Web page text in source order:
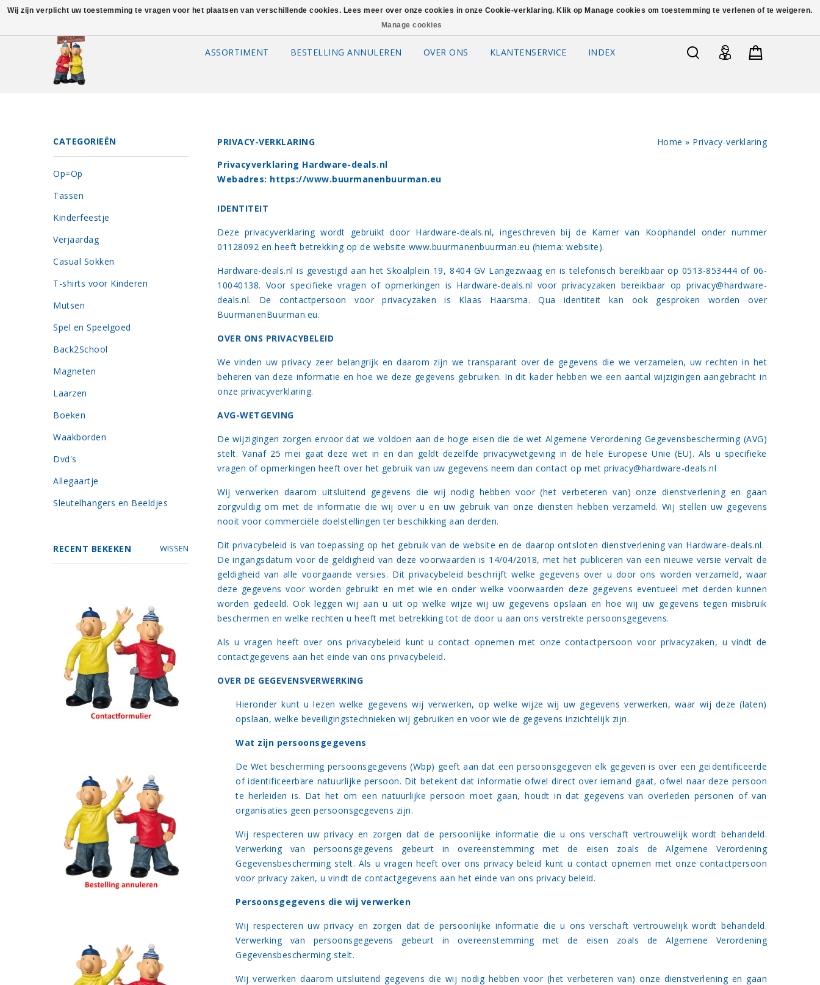
ASSORTIMENT BESTELLING ANNULEREN OVER ONS KLANTENSERVICE INDEX
Home » Privacy-verklaring
PRIVACY-VERKLARING
Privacyverklaring Hardware-deals.nl
Webadres: https://www.buurmanenbuurman.eu
IDENTITEIT
Deze privacyverklaring wordt gebruikt door Hardware-deals.nl, ingeschreven bij de Kamer van Koophandel onder nummer
01128092 en heeft betrekking op de website www.buurmanenbuurman.eu (hierna: website).
Hardware-deals.nl is gevestigd aan het Skoalplein 19, 8404 GV Langezwaag en is telefonisch bereikbaar op 0513-853444 of 06-
10040138. Voor specifieke vragen of opmerkingen is Hardware-deals.nl voor privacyzaken bereikbaar op privacy@hardware-
deals.nl. De contactpersoon voor privacyzaken is Klaas Haarsma. Qua identiteit kan ook gesproken worden over
BuurmanenBuurman.eu.
OVER ONS PRIVACYBELEID
We vinden uw privacy zeer belangrijk en daarom zijn we transparant over de gegevens die we verzamelen, uw rechten in het
beheren van deze informatie en hoe we deze gegevens gebruiken. In dit kader hebben we een aantal wijzigingen aangebracht in
onze privacyverklaring.
AVG-WETGEVING
De wijzigingen zorgen ervoor dat we voldoen aan de hoge eisen die de wet Algemene Verordening Gegevensbescherming (AVG)
stelt. Vanaf 25 mei gaat deze wet in en dan geldt dezelfde privacywetgeving in de hele Europese Unie (EU). Als u specifieke
vragen of opmerkingen heeft over het gebruik van uw gegevens neem dan contact op met privacy@hardware-deals.nl
Wij verwerken daarom uitsluitend gegevens die wij nodig hebben voor (het verbeteren van) onze dienstverlening en gaan
zorgvuldig om met de informatie die wij over u en uw gebruik van onze diensten hebben verzameld. Wij stellen uw gegevens
nooit voor commerciële doelstellingen ter beschikking aan derden.
Dit privacybeleid is van toepassing op het gebruik van de website en de daarop ontsloten dienstverlening van Hardware-deals.nl.
De ingangsdatum voor de geldigheid van deze voorwaarden is 14/04/2018, met het publiceren van een nieuwe versie vervalt de
geldigheid van alle voorgaande versies. Dit privacybeleid beschrijft welke gegevens over u door ons worden verzameld, waar
deze gegevens voor worden gebruikt en met wie en onder welke voorwaarden deze gegevens eventueel met derden kunnen
worden gedeeld. Ook leggen wij aan u uit op welke wijze wij uw gegevens opslaan en hoe wij uw gegevens tegen misbruik
beschermen en welke rechten u heeft met betrekking tot de door u aan ons verstrekte persoonsgegevens.
Als u vragen heeft over ons privacybeleid kunt u contact opnemen met onze contactpersoon voor privacyzaken, u vindt de
contactgegevens aan het einde van ons privacybeleid.
OVER DE GEGEVENSVERWERKING
Hieronder kunt u lezen welke gegevens wij verwerken, op welke wijze wij uw gegevens verwerken, waar wij deze (laten)
opslaan, welke beveiligingstechnieken wij gebruiken en voor wie de gegevens inzichtelijk zijn.
Wat zijn persoonsgegevens
De Wet bescherming persoonsgegevens (Wbp) geeft aan dat een persoonsgegeven elk gegeven is over een geïdentificeerde
of identificeerbare natuurlijke persoon. Dit betekent dat informatie ofwel direct over iemand gaat, ofwel naar deze persoon
te herleiden is. Dat het om een natuurlijke persoon moet gaan, houdt in dat gegevens van overleden personen of van
organisaties geen persoonsgegevens zijn.
Wij respecteren uw privacy en zorgen dat de persoonlijke informatie die u ons verschaft vertrouwelijk wordt behandeld.
Verwerking van persoonsgegevens gebeurt in overeenstemming met de eisen zoals de Algemene Verordening
Gegevensbescherming stelt. Als u vragen heeft over ons privacy beleid kunt u contact opnemen met onze contactpersoon
voor privacy zaken, u vindt de contactgegevens aan het einde van ons privacy beleid.
Persoonsgegevens die wij verwerken
Wij respecteren uw privacy en zorgen dat de persoonlijke informatie die u ons verschaft vertrouwelijk wordt behandeld.
Verwerking van persoonsgegevens gebeurt in overeenstemming met de eisen zoals de Algemene Verordening
Gegevensbescherming stelt.
Wij verwerken daarom uitsluitend gegevens die wij nodig hebben voor (het verbeteren van) onze dienstverlening en gaan
CATEGORIEËN
Op=Op
Tassen
Kinderfeestje
Verjaardag
Casual Sokken
T-shirts voor Kinderen
Mutsen
Spel en Speelgoed
Back2School
Magneten
Laarzen
Boeken
Waakborden
Dvd's
Allegaartje
Sleutelhangers en Beeldjes
RECENT BEKEKEN WISSEN
Wij zijn verplicht uw toestemming te vragen voor het plaatsen van verschillende cookies. Lees meer over onze cookies in onze Cookie-verklaring. Klik op Manage cookies om toestemming te verlenen of te weigeren.
Manage cookies